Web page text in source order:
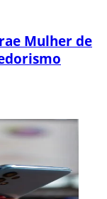
Mulher de